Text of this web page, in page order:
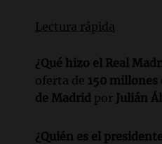
Lectura rápida
¿Qué hizo el Real
oferta de 150 millones
de Madrid por Julián
¿Quién es el